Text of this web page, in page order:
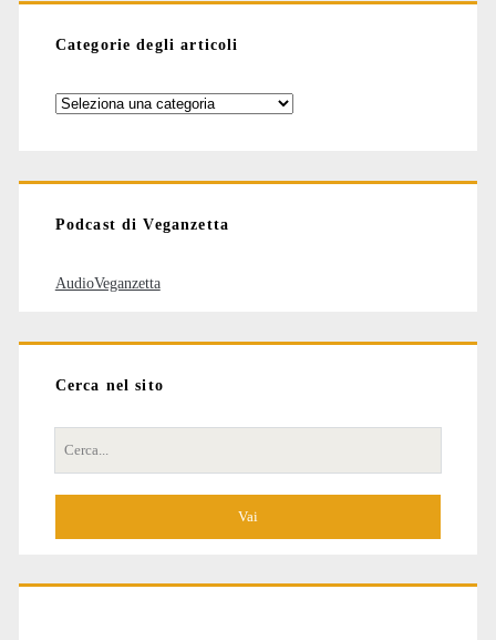
Categorie degli articoli
Categorie
Podcast di Veganzetta
AudioVeganzetta
Cerca nel sito
Cerca
per: